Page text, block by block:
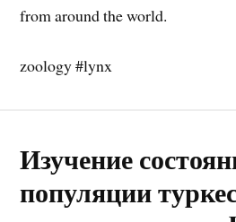
from around the world.
zoology #lynx
Изучение
популяции